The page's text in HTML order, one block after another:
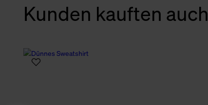
Kunden kauften auch